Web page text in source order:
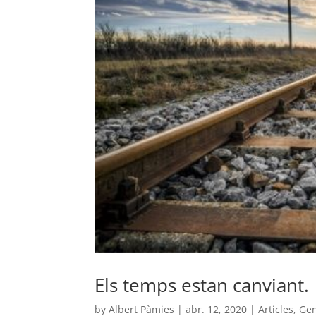
Els temps estan canviant.
byAlbert Pàmies |abr. 12, 2020 |Articles,